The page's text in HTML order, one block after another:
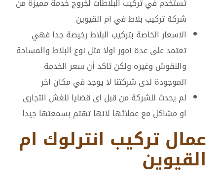
تستخدم في تركيب البلاطات لخروج خدمة مميزة من
شركة تركيب بلاط في ام القيوين
الاسعار الخاصة بتركيب البلاط رخيصة جدا فهي
تعتمد على عدة أمور اولا مثل نوع البلاط والمساحة
والنقوش وغيره ولكن تاكد أن سعر الخدمة
الموجودة لدى شركتنا لا يوجد في مكان اخر
لم يحدث للشركة من قبل اى قضايا للغش التجارى
او مشاكل مع عملائها لانها تهتم بسمعتها جيدا
عمال تركيب انترلوك ام
القيوين